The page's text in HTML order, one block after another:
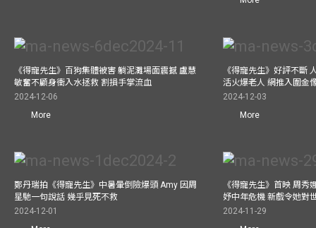
《得寵先生》百狗集體被害 躺泥灘場面震撼 盧慧
敏奮不顧身衝入水拯救 割損手掌流血
2024-12-06
More
《得寵先生》好評不斷
活火爆老人 網推入圍金
2024-12-03
More
鄭丹瑞拍《得寵先生》中暑暈倒險爆頭 Amy 因周
星馳一句說話 幾乎見死不救
2024-12-01
《得寵先生》首映 周秀
妤中年危機 新戲令她對
2024-11-29